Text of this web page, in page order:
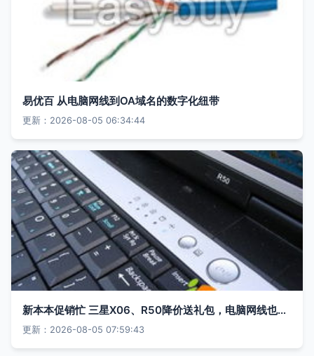
易优百 从电脑网线到OA域名的数字化纽带
更新：2026-08-05 06:34:44
新本本促销忙 三星X06、R50降价送礼包，电脑网线也贴心配送
更新：2026-08-05 07:59:43